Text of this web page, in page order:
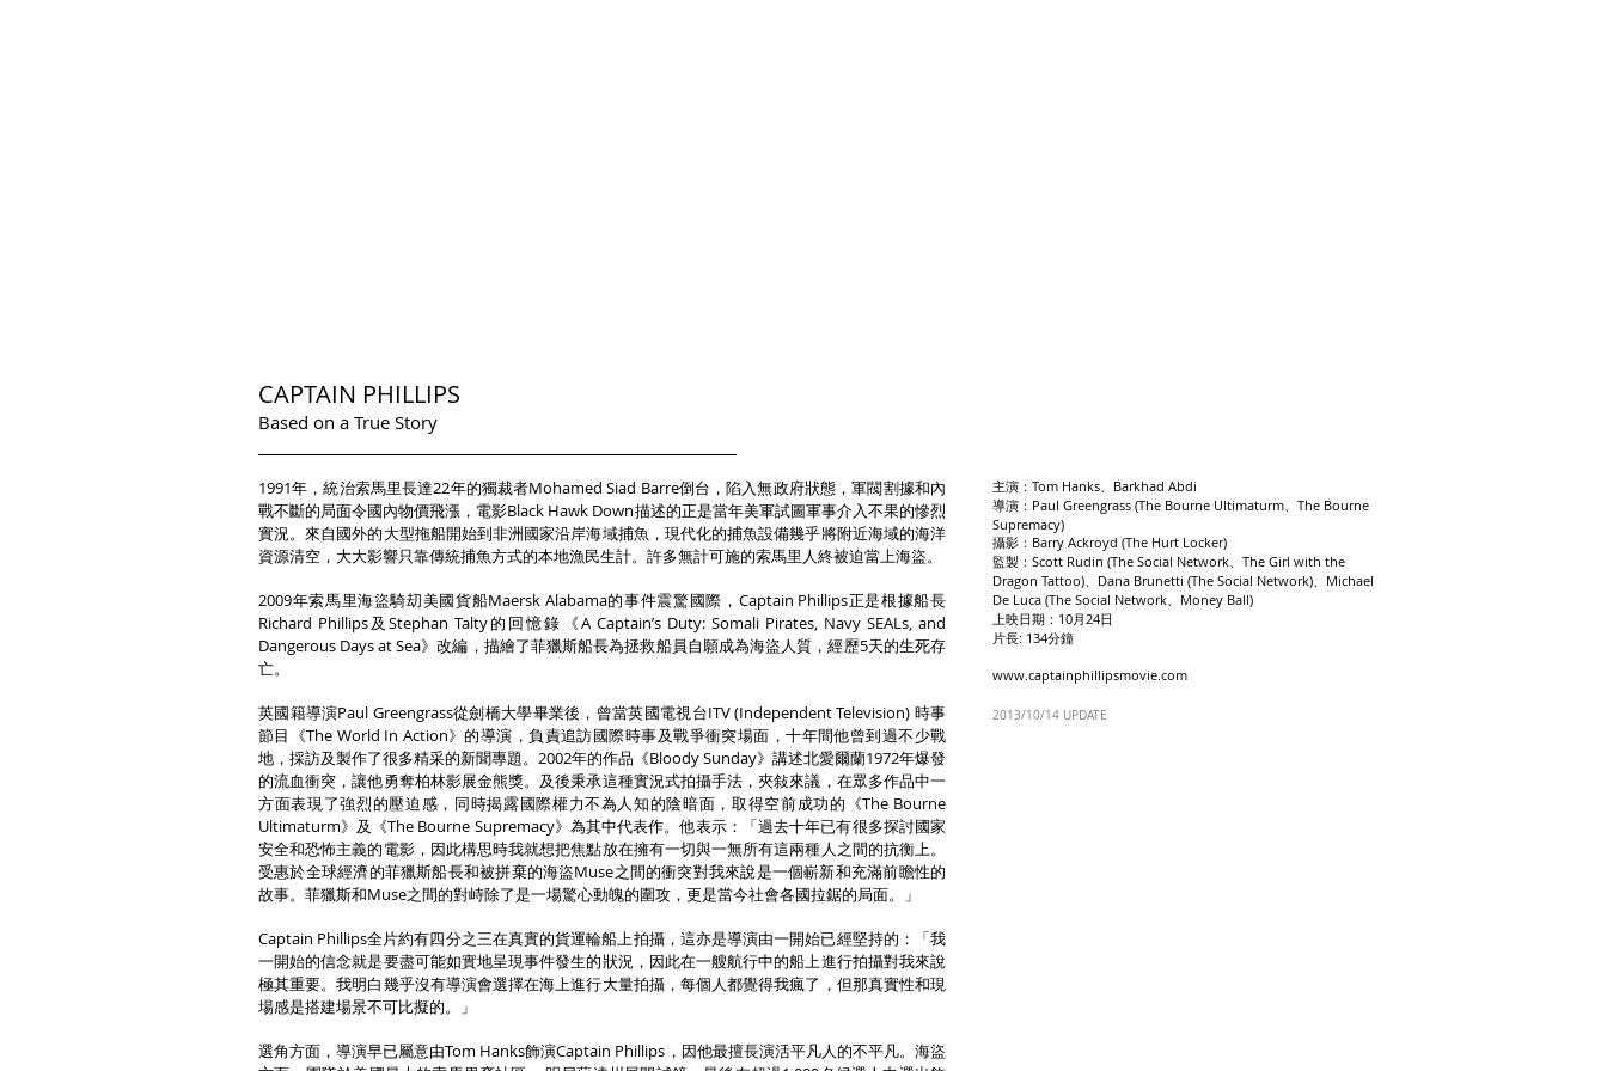
CAPTAIN PHILLIPS
Based on a True Story
1991年，統治索馬里長達22年的獨裁者Mohamed Siad Barre倒台，陷入無政府狀態，軍閥割據和內
戰不斷的局面令國內物價飛漲，電影Black Hawk Down描述的正是當年美軍試圖軍事介入不果的慘烈
實況。來自國外的大型拖船開始到非洲國家沿岸海域捕魚，現代化的捕魚設備幾乎將附近海域的海洋
資源清空，大大影響只靠傳統捕魚方式的本地漁民生計。許多無計可施的索馬里人終被迫當上海盜。
2009年索馬里海盜騎刧美國貨船Maersk Alabama的事件震驚國際，Captain Phillips正是根據船長
Richard Phillips及Stephan Talty的回憶錄《A Captain’s Duty: Somali Pirates, Navy SEALs, and
Dangerous Days at Sea》改編，描繪了菲獵斯船長為拯救船員自願成為海盜人質，經歷5天的生死存
亡。
英國籍導演Paul Greengrass從劍橋大學畢業後，曾當英國電視台ITV (Independent Television) 時事
節目《The World In Action》的導演，負責追訪國際時事及戰爭衝突場面，十年間他曾到過不少戰
地，採訪及製作了很多精采的新聞專題。2002年的作品《Bloody Sunday》講述北愛爾蘭1972年爆發
的流血衝突，讓他勇奪柏林影展金熊獎。及後秉承這種實況式拍攝手法，夾敍來議，在眾多作品中一
方面表現了強烈的壓迫感，同時揭露國際權力不為人知的陰暗面，取得空前成功的《The Bourne
Ultimaturm》及《The Bourne Supremacy》為其中代表作。他表示：「過去十年已有很多探討國家
安全和恐怖主義的電影，因此構思時我就想把焦點放在擁有一切與一無所有這兩種人之間的抗衡上。
受惠於全球經濟的菲獵斯船長和被拼棄的海盜Muse之間的衝突對我來說是一個嶄新和充滿前瞻性的
故事。菲獵斯和Muse之間的對峙除了是一場驚心動魄的圍攻，更是當今社會各國拉鋸的局面。」
Captain Phillips全片約有四分之三在真實的貨運輪船上拍攝，這亦是導演由一開始已經堅持的：「我
一開始的信念就是要盡可能如實地呈現事件發生的狀況，因此在一艘航行中的船上進行拍攝對我來說
極其重要。我明白幾乎沒有導演會選擇在海上進行大量拍攝，每個人都覺得我瘋了，但那真實性和現
場感是搭建場景不可比擬的。」
選角方面，導演早已屬意由Tom Hanks飾演Captain Phillips，因他最擅長演活平凡人的不平凡。海盜
主演：Tom Hanks、Barkhad Abdi
導演：Paul Greengrass (The Bourne Ultimaturm、The Bourne
Supremacy)
攝影：Barry Ackroyd (The Hurt Locker)
監製：Scott Rudin (The Social Network、The Girl with the
Dragon Tattoo)、Dana Brunetti (The Social Network)、Michael
De Luca (The Social Network、Money Ball)
上映日期：10月24日
片長: 134分鐘
www.captainphillipsmovie.com
2013/10/14 UPDATE